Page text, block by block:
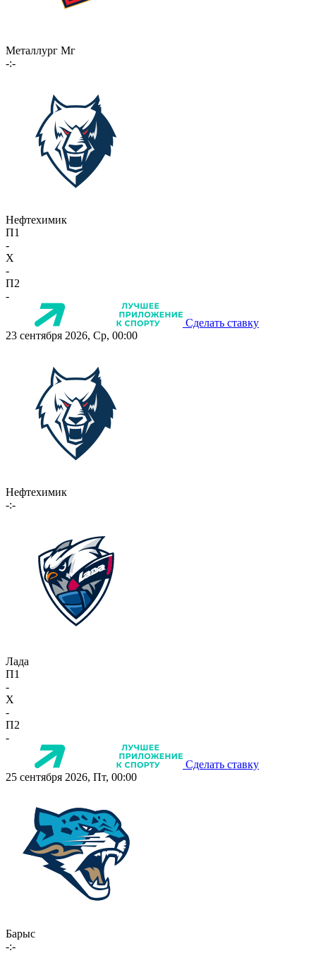
Металлург Мг
-:-
Нефтехимик
П1
-
X
-
П2
-
Сделать ставку
23 сентября 2026, Ср, 00:00
Нефтехимик
-:-
Лада
П1
-
X
-
П2
-
Сделать ставку
25 сентября 2026, Пт, 00:00
Барыс
-:-